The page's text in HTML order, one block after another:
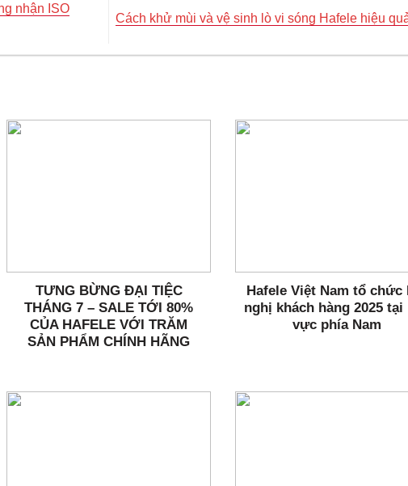
nhận ISO
Cách khử mùi và vệ sinh lò vi sóng Hafele hiệu
TƯNG BỪNG ĐẠI TIỆC
THÁNG 7 – SALE TỚI 80%
CỦA HAFELE VỚI TRĂM
SẢN PHẨM CHÍNH HÃNG
Hafele Việt Nam tổ chức
nghị khách hàng 2025 tại
vực phía Nam